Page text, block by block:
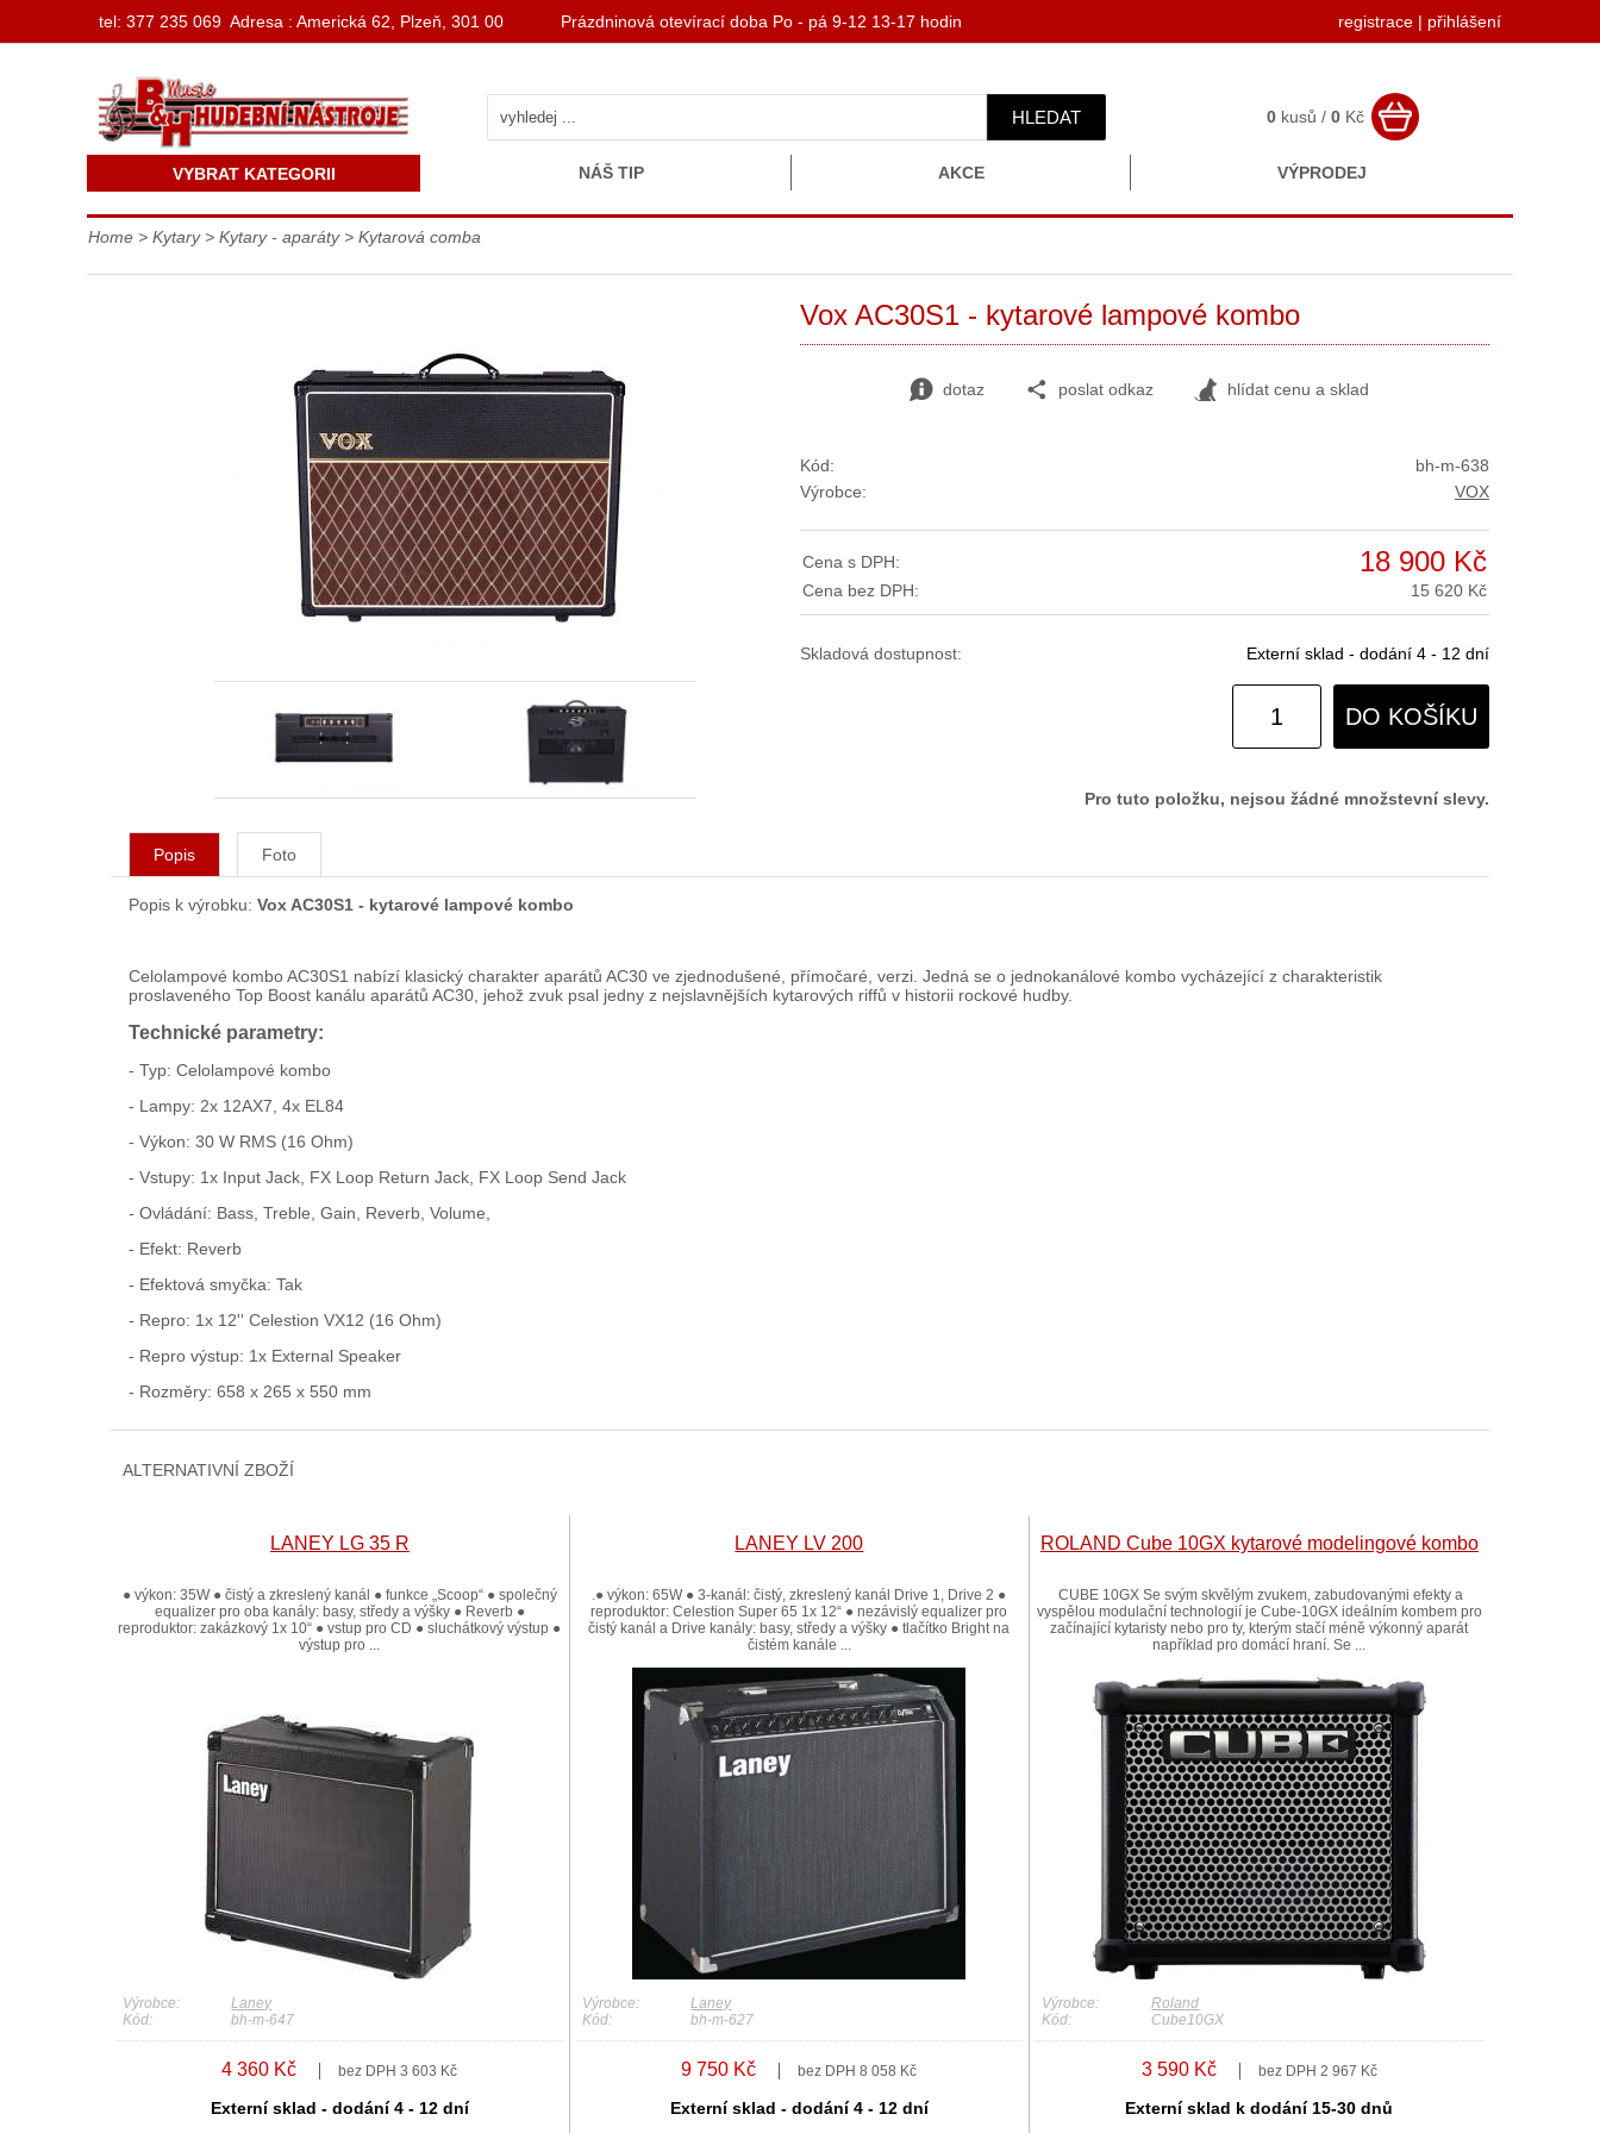
Home > Kytary> Kytary - aparáty> Kytarová comba
Vox AC30S1 - kytarové lampové kombo
dotaz poslat odkaz hlídat cenu a sklad
Kód:
bh-m-638
Výrobce:
VOX
Cena s DPH: 18 900 Kč
Cena bez DPH: 15 620 Kč
Skladová dostupnost: Externí sklad - dodání 4 - 12 dní
DO KOŠÍKU
Pro tuto položku, nejsou žádné množstevní slevy.
Popis Foto
Popis k výrobku: Vox AC30S1 - kytarové lampové kombo
Celolampové kombo AC30S1 nabízí klasický charakter aparátů AC30 ve zjednodušené, přímočaré, verzi. Jedná se o jednokanálové kombo vycházející z charakteristik
proslaveného Top Boost kanálu aparátů AC30, jehož zvuk psal jedny z nejslavnějších kytarových riffů v historii rockové hudby.
Technické parametry:
- Typ: Celolampové kombo
- Lampy: 2x 12AX7, 4x EL84
- Výkon: 30 W RMS (16 Ohm)
- Vstupy: 1x Input Jack, FX Loop Return Jack, FX Loop Send Jack
- Ovládání: Bass, Treble, Gain, Reverb, Volume,
- Efekt: Reverb
- Efektová smyčka: Tak
- Repro: 1x 12'' Celestion VX12 (16 Ohm)
- Repro výstup: 1x External Speaker
- Rozměry: 658 x 265 x 550 mm
ALTERNATIVNÍ ZBOŽÍ
LANEY LG 35 R
● výkon: 35W ● čistý a zkreslený kanál ● funkce „Scoop“ ● společný
equalizer pro oba kanály: basy, středy a výšky ● Reverb ●
reproduktor: zakázkový 1x 10“ ● vstup pro CD ● sluchátkový výstup ●
výstup pro ...
Výrobce:
Laney
Kód:
bh-m-647
4 360 Kč bez DPH 3 603 Kč
Externí sklad - dodání 4 - 12 dní
LANEY LV 200
.● výkon: 65W ● 3-kanál: čistý, zkreslený kanál Drive 1, Drive 2 ●
reproduktor: Celestion Super 65 1x 12“ ● nezávislý equalizer pro
čistý kanál a Drive kanály: basy, středy a výšky ● tlačítko Bright na
čistém kanále ...
Výrobce:
Laney
Kód:
bh-m-627
9 750 Kč bez DPH 8 058 Kč
Externí sklad - dodání 4 - 12 dní
ROLAND Cube 10GX kytarové modelingové kombo
CUBE 10GX Se svým skvělým zvukem, zabudovanými efekty a
vyspělou modulační technologií je Cube-10GX ideálním kombem pro
začínající kytaristy nebo pro ty, kterým stačí méně výkonný aparát
například pro domácí hraní. Se ...
Výrobce:
Roland
Kód:
Cube10GX
3 590 Kč bez DPH 2 967 Kč
Externí sklad k dodání 15-30 dnů
NÁŠ TIP AKCE VÝPRODEJ
VYBRAT KATEGORII
tel: 377 235 069 Adresa : Americká 62, Plzeň, 301 00 Prázdninová otevírací doba Po - pá 9-12 13-17 hodin registrace | přihlášení
HLEDAT 0kusů / 0Kč